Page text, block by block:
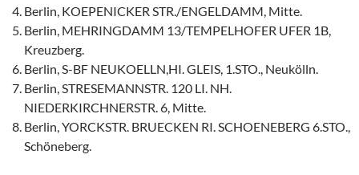
Berlin, KOEPENICKER STR./ENGELDAMM, Mitte.
Berlin, MEHRINGDAMM 13/TEMPELHOFER UFER 1B,
Kreuzberg.
Berlin, S-BF NEUKOELLN,HI. GLEIS, 1.STO., Neukölln.
Berlin, STRESEMANNSTR. 120 LI. NH.
NIEDERKIRCHNERSTR. 6, Mitte.
Berlin, YORCKSTR. BRUECKEN RI. SCHOENEBERG 6.STO.,
Schöneberg.